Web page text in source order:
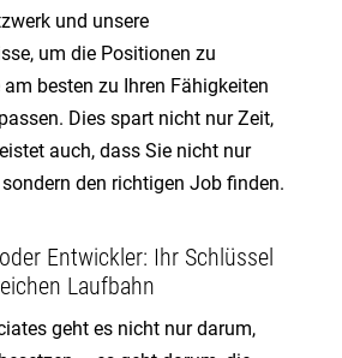
und unsere
um die Positionen zu
besten zu Ihren Fähigkeiten
Dies spart nicht nur Zeit,
auch, dass Sie nicht nur
den richtigen Job finden.
Entwickler: Ihr Schlüssel
Laufbahn
geht es nicht nur darum,